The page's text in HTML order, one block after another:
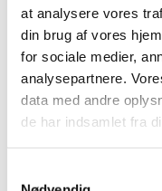
at analysere vores
din brug af vores
for sociale medier,
analysepartnere.
data med andre
de har indsamlet fra
April 2024
29. APRIL 2024
Overenskomsterne for
i almen praksis og